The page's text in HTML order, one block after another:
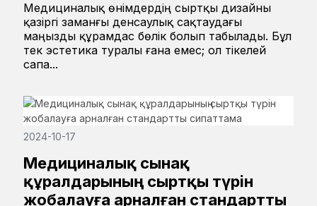
Медициналық өнімдердің сыртқы дизайны
қазіргі заманғы денсаулық сақтаудағы
маңызды құрамдас бөлік болып табылады. Бұл
тек эстетика туралы ғана емес; ол тікелей
сапа...
2024-10-17
Медициналық сынақ
құралдарының сыртқы түрін
жобалауға арналған стандартты